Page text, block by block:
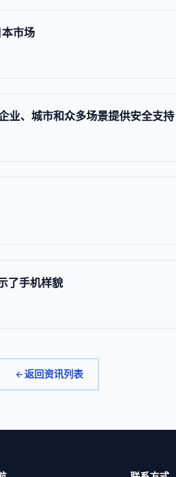
市场
业、城市和众多场景提供安全支持
了手机样貌
返回资讯列表